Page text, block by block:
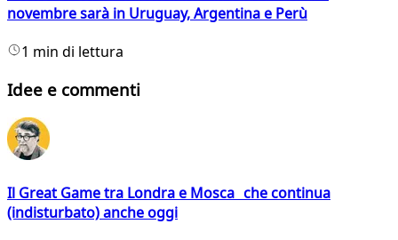
novembre sarà in Uruguay, Argentina e Perù
1 min di lettura
Idee e commenti
Il Great Game tra Londra e Mosca che continua
(indisturbato) anche oggi